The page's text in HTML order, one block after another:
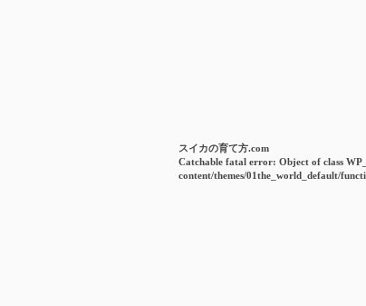
スイカの育て方.com
Catchable fatal error: Object of class
content/themes/01the_world_default/